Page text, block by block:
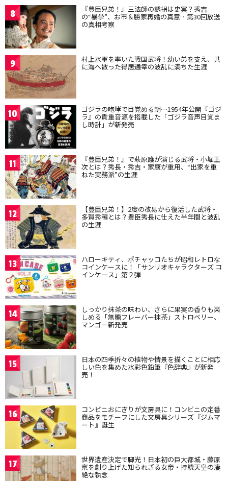
8 『豊臣兄弟！』三法師の誘拐は史実？秀吉
の“暴挙”、お市＆勝家再婚の真意…第30回放送
の真相考察
9 村上水軍を率いた戦国武将！幼い弟を支え、共
に海へ散った得居通幸の波乱に満ちた生涯
10 ゴジラの咆哮で目覚める朝…1954年公開『ゴジ
ラ』の貴重音源を搭載した「ゴジラ音声目覚ま
し時計」が新発売
11 『豊臣兄弟！』で萩原護が演じる武将・小堀正
次とは？秀長・秀吉・家康が重用、“出家を重
ねた実務派”の生涯
12 【豊臣兄弟！】2度の改易から復活した武将・
多賀秀種とは？豊臣秀長に仕えた半年間と波乱
の生涯
13 ハローキティ、ポチャッコたちが昭和レトロな
コインケースに！「サンリオキャラクターズ コ
インケース」第２弾
14 しっかり抹茶の味わい、さらに果実の香りも楽
しめる「無糖フレーバー抹茶」ストロベリー、
マンゴー新発売
15 日本の四季折々の植物や情景を描くことに相応
しい色を集めた水彩色鉛筆『色辞典』が新発
売！
16 コンビニおにぎりが文房具に！コンビニの定番
商品をモチーフにした文房具シリーズ『ジムマ
ート』誕生
17 世界遺産決定で脚光！日本初の巨大都城・藤原
京を創り上げた知られざる女帝・持統天皇の凄
絶な執念